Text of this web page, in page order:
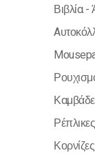
Βιβλία
Ρέπλικες
Κορνίζες